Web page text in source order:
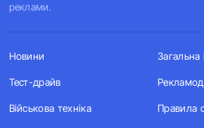
реклами.
Новини
Тест-драйв
Військова техніка
Загальна
Правила